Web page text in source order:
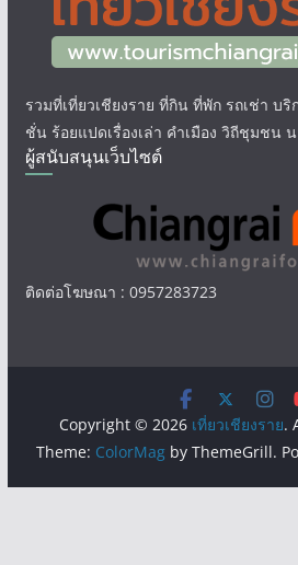
รวมที่เที่ยวเชียงราย ที่กิน ที่พัก รถเช่า บ
ชั่น ร้อยแปดเรื่องเล่า คำเมือง วิถีชุมชน
ผู้สนับสนุนเว็บไซต์
ติดต่อโฆษณา : 0957283723
Copyright © 2026 เที่ยวเชียงราย.
Theme: ColorMagby ThemeGrill.